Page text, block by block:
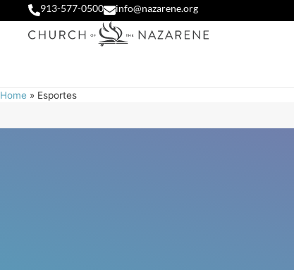
913-577-0500 info@nazarene.org
Home » Esportes